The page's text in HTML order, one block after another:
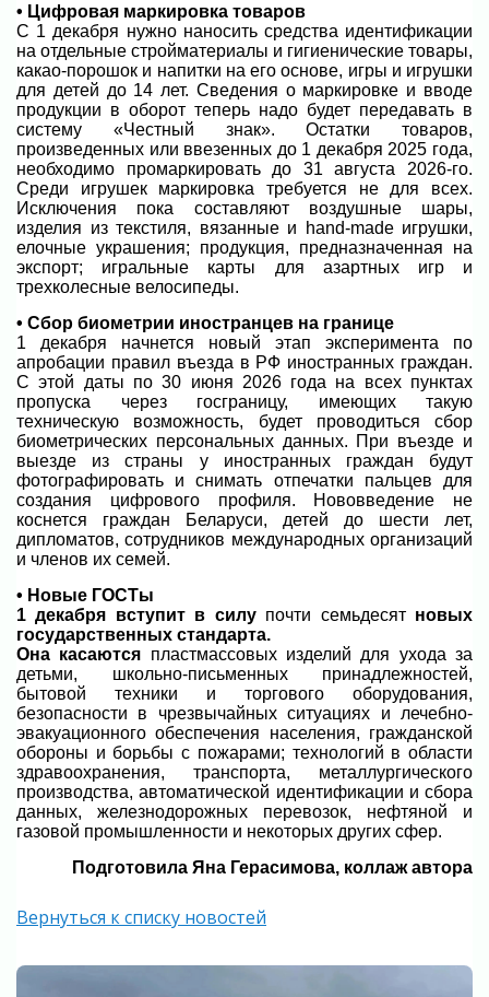
• Цифровая маркировка товаров
С 1 декабря нужно наносить средства идентификации
на отдельные стройматериалы и гигиенические товары,
какао-порошок и напитки на его основе, игры и игрушки
для детей до 14 лет. Сведения о маркировке и вводе
продукции в оборот теперь надо будет передавать в
систему «Честный знак». Остатки товаров,
произведенных или ввезенных до 1 декабря 2025 года,
необходимо промаркировать до 31 августа 2026-го.
Среди игрушек маркировка требуется не для всех.
Исключения пока составляют воздушные шары,
изделия из текстиля, вязанные и hand-made игрушки,
елочные украшения; продукция, предназначенная на
экспорт; игральные карты для азартных игр и
трехколесные велосипеды.
• Сбор биометрии иностранцев на границе
1 декабря начнется новый этап эксперимента по
апробации правил въезда в РФ иностранных граждан.
С этой даты по 30 июня 2026 года на всех пунктах
пропуска через госграницу, имеющих такую
техническую возможность, будет проводиться сбор
биометрических персональных данных. При въезде и
выезде из страны у иностранных граждан будут
фотографировать и снимать отпечатки пальцев для
создания цифрового профиля. Нововведение не
коснется граждан Беларуси, детей до шести лет,
дипломатов, сотрудников международных организаций
и членов их семей.
• Новые ГОСТы
1 декабря вступит в силу почти семьдесят новых
государственных стандарта.
Она касаются пластмассовых изделий для ухода за
детьми, школьно-письменных принадлежностей,
бытовой техники и торгового оборудования,
безопасности в чрезвычайных ситуациях и лечебно-
эвакуационного обеспечения населения, гражданской
обороны и борьбы с пожарами; технологий в области
здравоохранения, транспорта, металлургического
производства, автоматической идентификации и сбора
данных, железнодорожных перевозок, нефтяной и
газовой промышленности и некоторых других сфер.
Подготовила Яна Герасимова, коллаж автора
Вернуться к списку новостей